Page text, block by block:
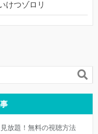
けつゾロリ

放題！無料の視聴方法